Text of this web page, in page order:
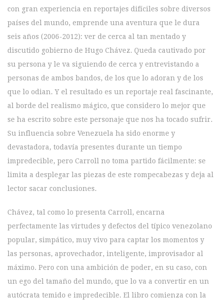
con gran experiencia en reportajes difíciles sobre diversos
países del mundo, emprende una aventura que le dura
seis años (2006-2012): ver de cerca al tan mentado y
discutido gobierno de Hugo Chávez. Queda cautivado por
su persona y le va siguiendo de cerca y entrevistando a
personas de ambos bandos, de los que lo adoran y de los
que lo odian. Y el resultado es un reportaje real fascinante,
al borde del realismo mágico, que considero lo mejor que
se ha escrito sobre este personaje que nos ha tocado sufrir.
Su influencia sobre Venezuela ha sido enorme y
devastadora, todavía presentes durante un tiempo
impredecible, pero Carroll no toma partido fácilmente: se
limita a desplegar las piezas de este rompecabezas y deja al
lector sacar conclusiones.
Chávez, tal como lo presenta Carroll, encarna
perfectamente las virtudes y defectos del típico venezolano
popular, simpático, muy vivo para captar los momentos y
las personas, aprovechador, inteligente, improvisador al
máximo. Pero con una ambición de poder, en su caso, con
un ego del tamaño del mundo, que lo va a convertir en un
autócrata temido e impredecible. El libro comienza con la